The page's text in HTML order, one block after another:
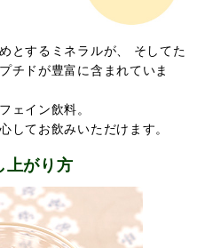
とするミネラルが、 そしてた
チドが豊富に含まれていま
ェイン飲料。
してお飲みいただけます。
上がり方